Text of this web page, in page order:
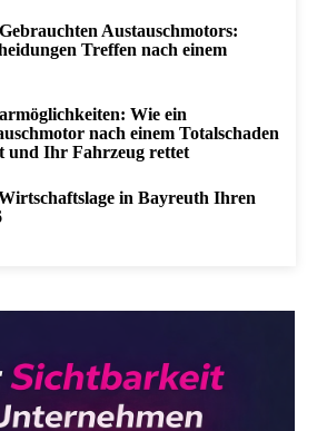
Austauschmotors:
Treffen nach einem
Wie ein
nach einem Totalschaden
und Ihr Fahrzeug rettet
in Bayreuth Ihren